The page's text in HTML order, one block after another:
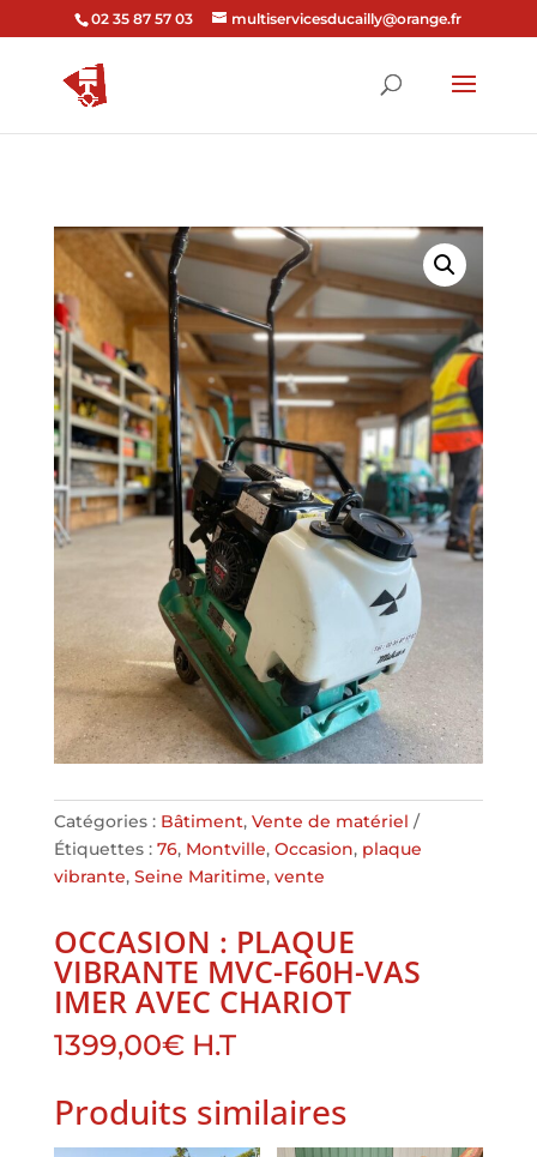
02 35 87 57 03 multiservicesducailly@orange.fr
Catégories : Bâtiment, Vente de matériel
Étiquettes : 76, Montville, Occasion, plaque
vibrante, Seine Maritime, vente
OCCASION : PLAQUE
VIBRANTE MVC-F60H-VAS
IMER AVEC CHARIOT
1399,00€ H.T
Produits similaires